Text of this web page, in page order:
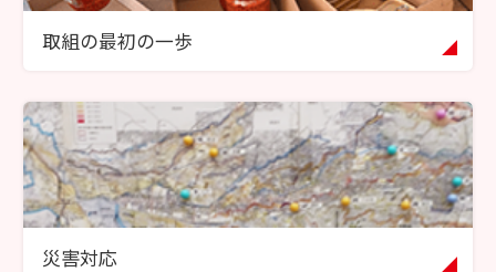
取組の最初の一歩
災害対応